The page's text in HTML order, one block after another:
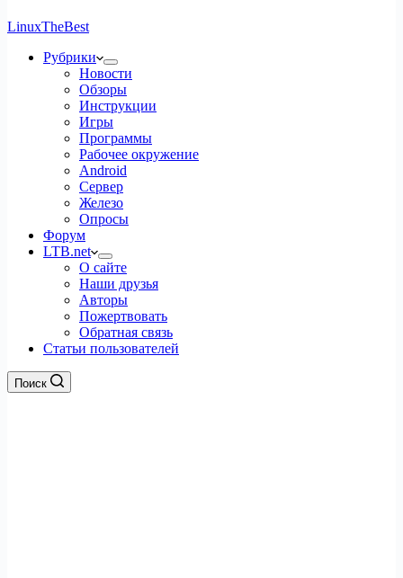
LinuxTheBest
Рубрики
Новости
Обзоры
Инструкции
Игры
Программы
Рабочее окружение
Android
Сервер
Железо
Опросы
Форум
LTB.net
О сайте
Наши друзья
Авторы
Пожертвовать
Обратная связь
Статьи пользователей
Поиск